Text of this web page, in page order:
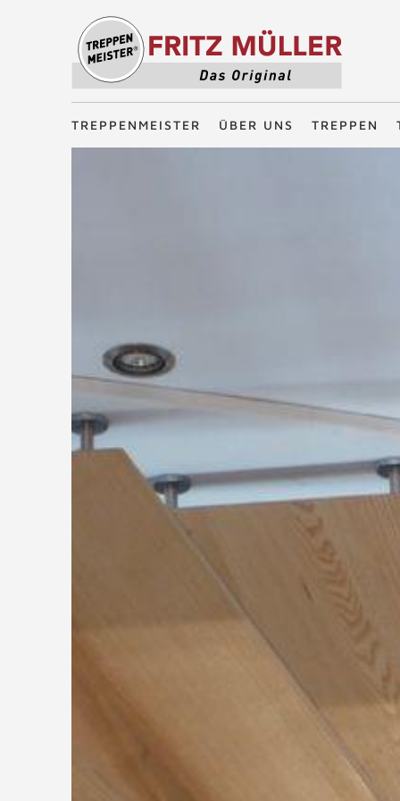
Treppenmeister - Das Original
TREPPENMEISTER ÜBER UNS TREPPEN